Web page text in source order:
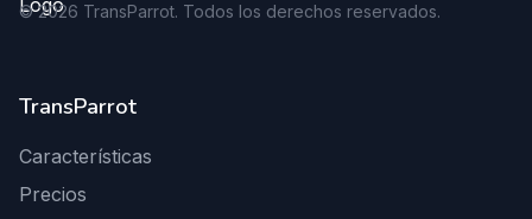
©2026 TransParrot. Todos los derechos reservados.
TransParrot
Características
Precios